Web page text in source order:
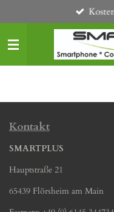
Hauptinhalt
springen
Kontakt
SMARTPLUS
Hauptstraße 21
65439 Flörsheim am Main